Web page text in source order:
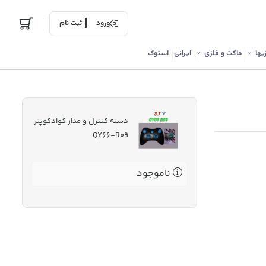
ورود ثبت نام
ماکت و فلزی ایرانی استوک
دسته کنترل و مدار کوادکوپتر
QY66-R09
ناموجود